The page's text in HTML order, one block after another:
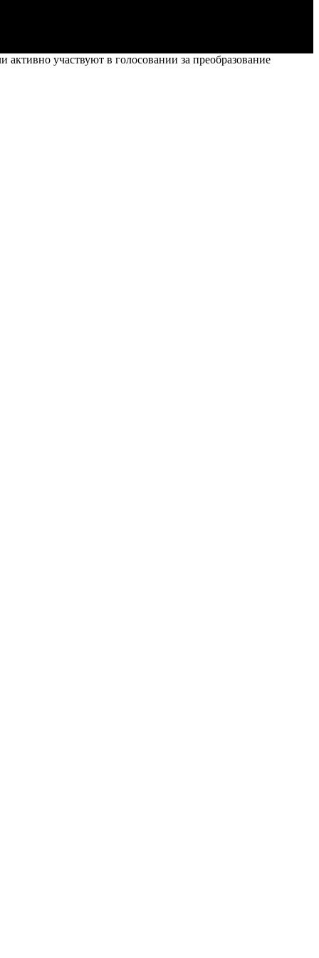
участвуют в голосовании за преобразование